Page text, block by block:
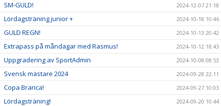
SM-GULD! 2024-12-07 21:18
Lördagsträning junior + 2024-10-18 10:46
GULD REGN! 2024-10-13 20:42
Extrapass på måndagar med Rasmus! 2024-10-12 18:43
Uppgradering av SportAdmin 2024-10-08 08:53
Svensk mästare 2024 2024-09-28 22:11
Copa Branca! 2024-09-27 10:03
Lördagsträning! 2024-09-20 10:44